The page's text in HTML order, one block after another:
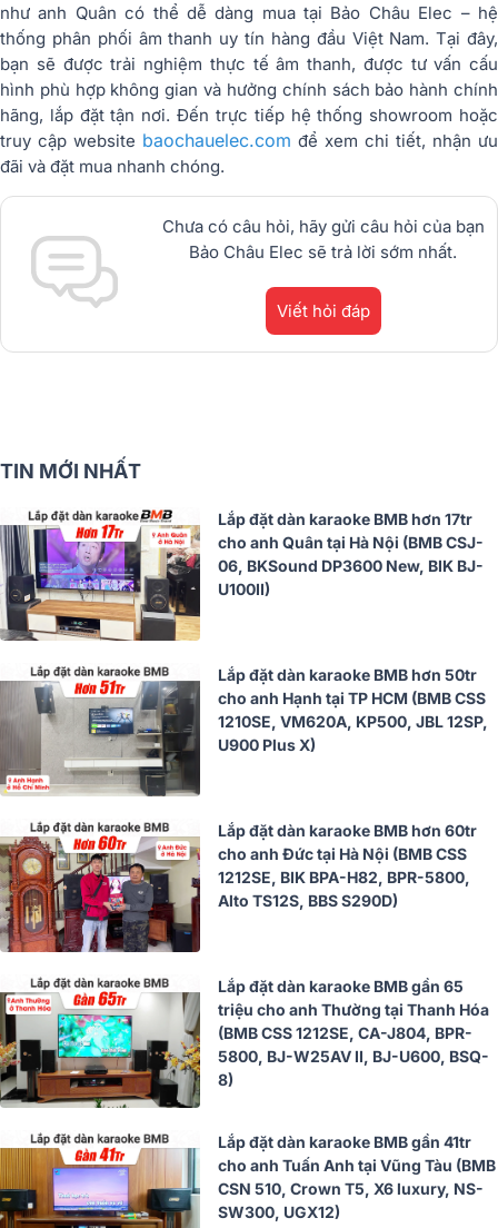
như anh Quân có thể dễ dàng mua tại Bảo Châu Elec – hệ
thống phân phối âm thanh uy tín hàng đầu Việt Nam. Tại đây,
bạn sẽ được trải nghiệm thực tế âm thanh, được tư vấn cấu
hình phù hợp không gian và hưởng chính sách bảo hành chính
hãng, lắp đặt tận nơi. Đến trực tiếp hệ thống showroom hoặc
truy cập website baochauelec.com để xem chi tiết, nhận ưu
đãi và đặt mua nhanh chóng.
Chưa có câu hỏi, hãy gửi câu hỏi của bạn
Bảo Châu Elec sẽ trả lời sớm nhất.
Viết hỏi đáp
TIN MỚI NHẤT
Lắp đặt dàn karaoke BMB hơn 17tr
cho anh Quân tại Hà Nội (BMB CSJ-
06, BKSound DP3600 New, BIK BJ-
U100II)
Lắp đặt dàn karaoke BMB hơn 50tr
cho anh Hạnh tại TP HCM (BMB CSS
1210SE, VM620A, KP500, JBL 12SP,
U900 Plus X)
Lắp đặt dàn karaoke BMB hơn 60tr
cho anh Đức tại Hà Nội (BMB CSS
1212SE, BIK BPA-H82, BPR-5800,
Alto TS12S, BBS S290D)
Lắp đặt dàn karaoke BMB gần 65
triệu cho anh Thường tại Thanh Hóa
(BMB CSS 1212SE, CA-J804, BPR-
5800, BJ-W25AV II, BJ-U600, BSQ-
8)
Lắp đặt dàn karaoke BMB gần 41tr
cho anh Tuấn Anh tại Vũng Tàu (BMB
CSN 510, Crown T5, X6 luxury, NS-
SW300, UGX12)